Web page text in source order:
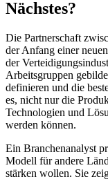
Nächstes?
Die Partnerschaft
der Anfang einer
der
Arbeitsgruppen
definieren und die
es, nicht nur die
Technologien und
werden können.
Ein Branchenanalyst
Modell für andere
stärken wollen. Sie